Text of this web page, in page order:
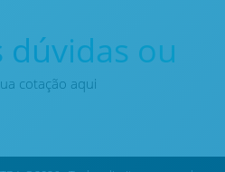
dúvidas ou
cotação aqui